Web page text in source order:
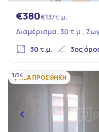
€380€13/τ.μ.
Διαμέρισμα, 30 τ.μ.,
30 τ.μ.
3ος
ΝΕΑ ΠΡΟΣΘΗΚΗ
1/14